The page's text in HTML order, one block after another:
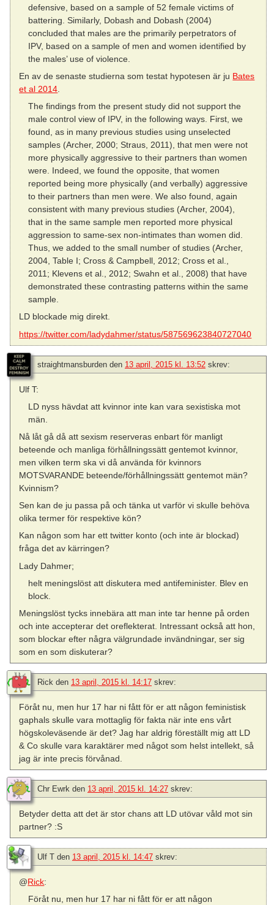
defensive, based on a sample of 52 female victims of
battering. Similarly, Dobash and Dobash (2004)
concluded that males are the primarily perpetrators of
IPV, based on a sample of men and women identified by
the males’ use of violence.
En av de senaste studierna som testat hypotesen är ju Bates
et al 2014
The findings from the present study did not support the
male control view of IPV, in the following ways. First, we
found, as in many previous studies using unselected
samples (Archer, 2000; Straus, 2011), that men were not
more physically aggressive to their partners than women
were. Indeed, we found the opposite, that women
reported being more physically (and verbally) aggressive
to their partners than men were. We also found, again
consistent with many previous studies (Archer, 2004),
that in the same sample men reported more physical
aggression to same‐sex non‐intimates than women did.
Thus, we added to the small number of studies (Archer,
2004, Table I; Cross & Campbell, 2012; Cross et al.,
2011; Klevens et al., 2012; Swahn et al., 2008) that have
demonstrated these contrasting patterns within the same
sample.
LD blockade mig direkt.
https://twitter.com/ladydahmer/status/587569623840727040
straightmansburden den 13 april, 2015 kl. 13:52 skrev:
Ulf T:
LD nyss hävdat att kvinnor inte kan vara sexistiska mot
män.
Nå låt gå då att sexism reserveras enbart för manligt
beteende och manliga förhållningssätt gentemot kvinnor,
men vilken term ska vi då använda för kvinnors
MOTSVARANDE beteende/förhållningssätt gentemot män?
Kvinnism?
Sen kan de ju passa på och tänka ut varför vi skulle behöva
olika termer för respektive kön?
Kan någon som har ett twitter konto (och inte är blockad)
fråga det av kärringen?
Lady Dahmer;
helt meningslöst att diskutera med antifeminister. Blev en
block.
Meningslöst tycks innebära att man inte tar henne på orden
och inte accepterar det oreflekterat. Intressant också att hon,
som blockar efter några välgrundade invändningar, ser sig
som en som diskuterar?
Rick den 13 april, 2015 kl. 14:17 skrev:
Föråt nu, men hur 17 har ni fått för er att någon feministisk
gaphals skulle vara mottaglig för fakta när inte ens vårt
högskoleväsende är det? Jag har aldrig föreställt mig att LD
& Co skulle vara karaktärer med något som helst intellekt, så
jag är inte precis förvånad.
Chr Ewrk den 13 april, 2015 kl. 14:27 skrev:
Betyder detta att det är stor chans att LD utövar våld mot sin
partner? :S
Ulf T den 13 april, 2015 kl. 14:47 skrev:
@Rick:
Föråt nu, men hur 17 har ni fått för er att någon